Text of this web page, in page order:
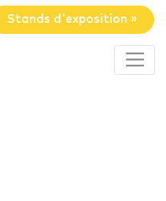
Stands d'exposition »